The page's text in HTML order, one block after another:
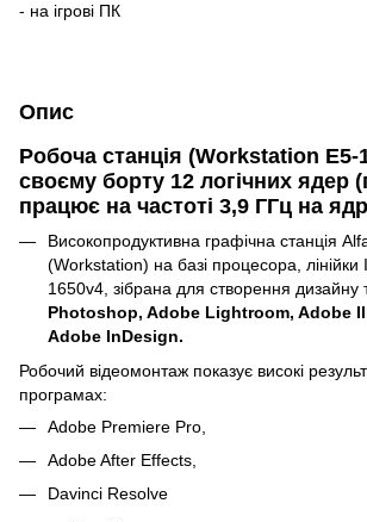
- на ігрові ПК
Опис
Робоча станція (Workstation Е5-
своєму борту 12 логічних ядер
працює на частоті 3,9 ГГц на
Високопродуктивна графічна станція
(Workstation) на базі процесора,
1650v4, зібрана для створення дизайну
Photoshop, Adobe Lightroom, Adobe
Adobe InDesign.
Робочий відеомонтаж показує високі
програмах:
Adobe Premiere Pro,
Adobe After Effects,
Davinci Resolve